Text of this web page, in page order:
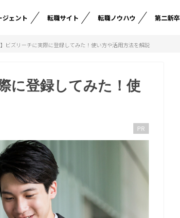
ジェント 転職サイト 転職ノウハウ 第二新卒
】ビズリーチに実際に登録してみた！使い方や活用方法を解説
に登録してみた！使
PR